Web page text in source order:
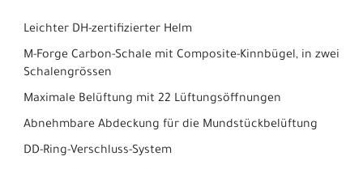
Leichter DH-zertifizierter Helm
M-Forge Carbon-Schale mit Composite-Kinnbügel, in zwei
Schalengrössen
Maximale Belüftung mit 22 Lüftungsöffnungen
Abnehmbare Abdeckung für die Mundstückbelüftung
DD-Ring-Verschluss-System